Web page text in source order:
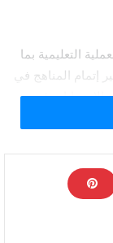
التعليمية بما
إتمام المناهج في
الإمتحانات في
للحد من إنتشار
وتغليباً
الإضرار بمستقبلهم
وسلامتهم هم